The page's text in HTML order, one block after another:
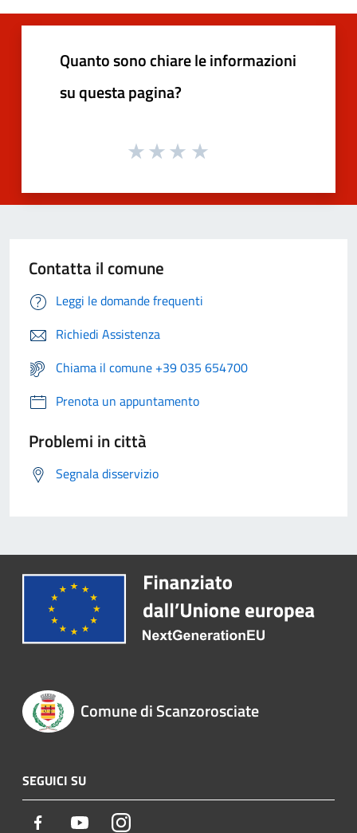
Quanto sono chiare le informazioni
su questa pagina?
Contatta il comune
Leggi le domande frequenti
Richiedi Assistenza
Chiama il comune +39 035 654700
Prenota un appuntamento
Problemi in città
Segnala disservizio
Comune di Scanzorosciate
SEGUICI SU
Facebook YoutubeInstagram